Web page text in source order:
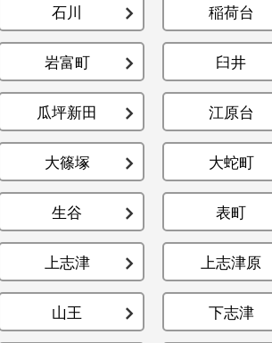
石川 稲荷台
岩富町 臼井
瓜坪新田 江原台
大篠塚 大蛇町
生谷 表町
上志津 上志津原
山王 下志津